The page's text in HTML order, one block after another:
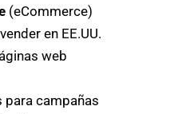
(eCommerce)
en EE.UU.
web
para campañas